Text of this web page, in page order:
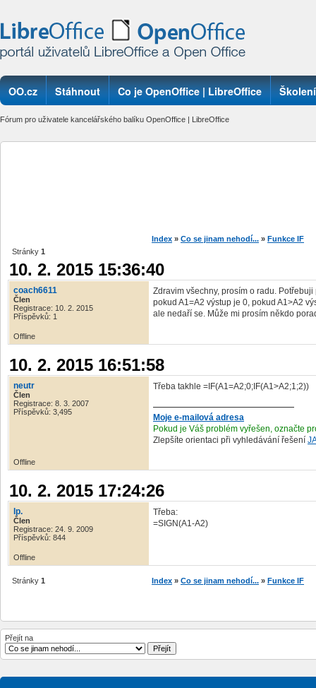
OO.cz Stáhnout Co je OpenOffice | LibreOffice Školení
Fórum pro uživatele kancelářského balíku OpenOffice | LibreOffice
Index » Co se jinam nehodí... » Funkce IF
Stránky 1
10. 2. 2015 15:36:40
coach6611
Člen
Registrace: 10. 2. 2015
Příspěvků: 1
Zdravim všechny, prosím o radu.
pokud A1=A2 výstup je 0, pokud A1>A2
ale nedaří se. Může mi prosím někdo
Offline
10. 2. 2015 16:51:58
neutr
Člen
Registrace: 8. 3. 2007
Příspěvků: 3,495
Třeba takhle =IF(A1=A2;0;IF(A1>A2;1;2))
Moje e-mailová adresa
Pokud je Váš problém vyřešen, označte
Zlepšíte orientaci při vyhledávání řešení
Offline
10. 2. 2015 17:24:26
lp.
Člen
Registrace: 24. 9. 2009
Příspěvků: 844
Třeba:
=SIGN(A1-A2)
Offline
Stránky 1 Index » Co se jinam nehodí... » Funkce IF
Přejít na